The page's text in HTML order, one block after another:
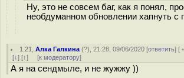
Ну, это не совсем баг, как я понял,
необдуманном обновлении хапнуть с
1.21 ,Алка Галкина (?), 21:28, 09/06/2020 [ответить] [
[↓] [↑] [к модератору]
А я на сендмыле, и не жужжу ))